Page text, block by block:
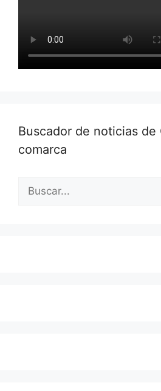
Buscador de noticias de
comarca